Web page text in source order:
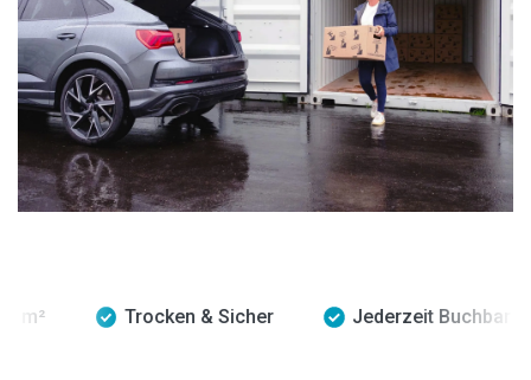
Trocken & Sicher Jederzeit Buchbar